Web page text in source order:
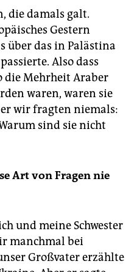
die damals galt.
Gestern
über das in Palästina
Also dass
die Mehrheit Araber
waren, waren sie
wir fragten niemals:
sind sie nicht
Art von Fragen nie
und meine Schwester
manchmal bei
Großvater erzählte